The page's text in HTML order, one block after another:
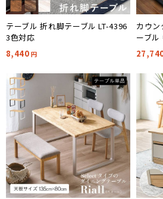
テーブル 折れ脚テーブル LT-4396
3色対応
8,440円
カウ
ーブ